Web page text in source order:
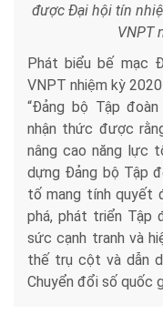
được Đại hội tín
VNPT
Phát biểu bế mạc
VNPT nhiệm kỳ
“Đảng bộ Tập
nhận thức được
nâng cao năng lực
dựng Đảng bộ Tập
tố mang tính quyết
phá, phát triển Tập
sức cạnh tranh và
thế trụ cột và dẫn
Chuyển đổi số quốc